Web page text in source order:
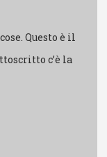
Questo è il
c’è la